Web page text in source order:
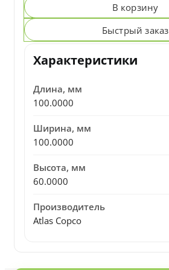
В корзину
Быстрый заказ
Характеристики
Длина, мм
100.0000
Ширина, мм
100.0000
Высота, мм
60.0000
Производитель
Atlas Copco